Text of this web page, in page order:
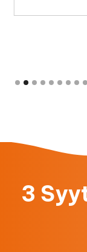
Slide 2 of 9.
3